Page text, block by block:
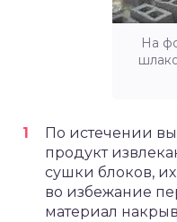
На
По истечении
продукт
сушки блоков,
во избежание
материал